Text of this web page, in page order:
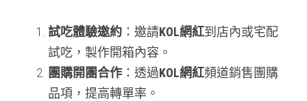
試吃體驗邀約 ：邀請KOL網紅到店內或宅配
試吃，製作開箱內容。
團購開團合作 ：透過KOL網紅頻道銷售團購
品項，提高轉單率。